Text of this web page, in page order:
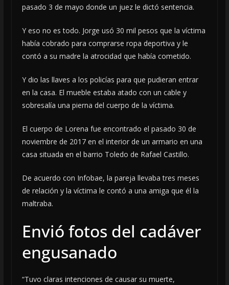
pasado 3 de mayo donde un juez le dictó sentencia.
Y eso no es todo. Jorge usó 30 mil pesos que la víctima
había cobrado para comprarse ropa deportiva y le
contó a su madre la atrocidad que había cometido.
Y dio las llaves a los policías para que pudieran entrar
en la casa. El mueble estaba atado con un cable y
sobresalía una pierna del cuerpo de la víctima.
El cuerpo de Lorena fue encontrado el pasado 30 de
noviembre de 2017 en el interior de un armario en una
casa situada en el barrio Toledo de Rafael Castillo.
De acuerdo con Infobae, la pareja llevaba tres meses
de relación y la víctima le contó a una amiga que él la
maltraba.
Envió fotos del cadáver
engusanado
“Tuvo claras intenciones de causar su muerte,